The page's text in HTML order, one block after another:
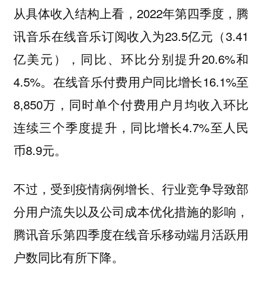
从具体收入结构上看，2022年第四季度，腾
讯音乐在线音乐订阅收入为23.5亿元（3.41
亿美元），同比、环比分别提升20.6%和
4.5%。在线音乐付费用户同比增长16.1%至
8,850万，同时单个付费用户月均收入环比
连续三个季度提升，同比增长4.7%至人民
币8.9元。
不过，受到疫情病例增长、行业竞争导致部
分用户流失以及公司成本优化措施的影响，
腾讯音乐第四季度在线音乐移动端月活跃用
户数同比有所下降。